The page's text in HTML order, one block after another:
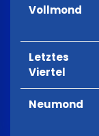
Vollmond
Letztes
Viertel
Neumond